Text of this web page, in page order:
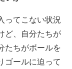
ってこない状況
ど、自分たちが
たちがボールを
ゴールに迫って